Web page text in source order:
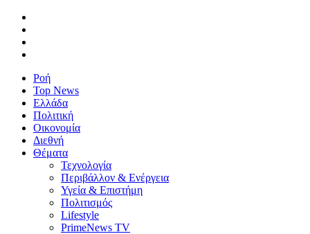
Ροή
Top News
Ελλάδα
Πολιτική
Οικονομία
Διεθνή
Θέματα
Τεχνολογία
Περιβάλλον & Ενέργεια
Υγεία & Επιστήμη
Πολιτισμός
Lifestyle
PrimeNews TV